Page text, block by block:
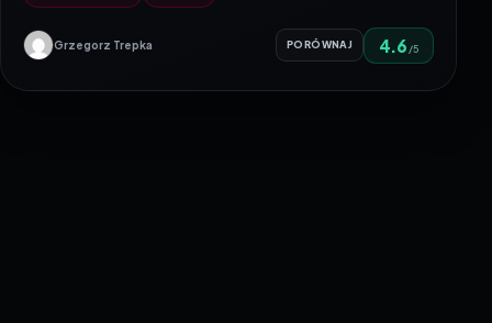
Grzegorz Trepka PORÓWNAJ 4.6 /5